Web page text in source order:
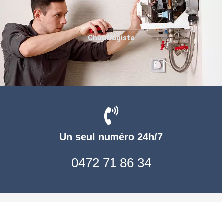
Un seul numéro 24h/7
0472 71 86 34
Chauffagiste